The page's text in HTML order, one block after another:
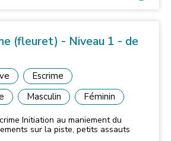
(fleuret) - Niveau 1 - de
Escrime
Masculin Féminin
Initiation au maniement du
sur la piste, petits assauts